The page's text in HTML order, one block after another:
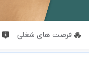
فرصت های شغلی